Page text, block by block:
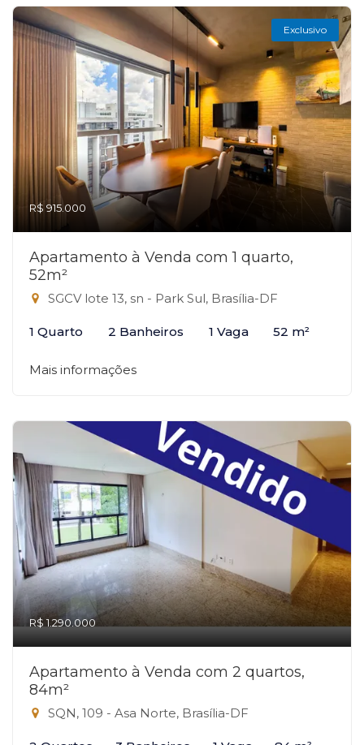
Exclusivo
R$ 915.000
Apartamento à Venda com 1 quarto,
52m²
SGCV lote 13, sn - Park Sul, Brasília-DF
1 Quarto 2 Banheiros 1 Vaga 52 m²
Mais informações
R$ 1.290.000
Apartamento à Venda com 2 quartos,
84m²
SQN, 109 - Asa Norte, Brasília-DF